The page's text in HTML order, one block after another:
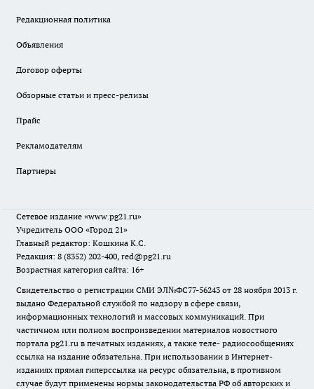
Редакционная политика
Объявления
Договор оферты
Обзорные статьи и пресс-релизы
Прайс
Рекламодателям
Партнеры
Сетевое издание «www.pg21.ru»
Учредитель ООО «Город 21»
Главный редактор: Кошкина К.С.
Редакция: 8 (8352) 202-400, red@pg21.ru
Возрастная категория сайта: 16+
Свидетельство о регистрации СМИ ЭЛ№ФС77-56243 от 28 ноября 2013 г.
выдано Федеральной службой по надзору в сфере связи,
информационных технологий и массовых коммуникаций. При
частичном или полном воспроизведении материалов новостного
портала pg21.ru в печатных изданиях, а также теле- радиосообщениях
ссылка на издание обязательна. При использовании в Интернет-
изданиях прямая гиперссылка на ресурс обязательна, в противном
случае будут применены нормы законодательства РФ об авторских и